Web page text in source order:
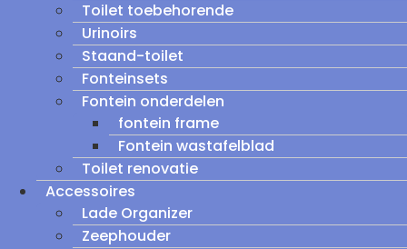
Toilet toebehorende
Urinoirs
Staand-toilet
Fonteinsets
Fontein onderdelen
fontein frame
Fontein wastafelblad
Toilet renovatie
Accessoires
Lade Organizer
Zeephouder